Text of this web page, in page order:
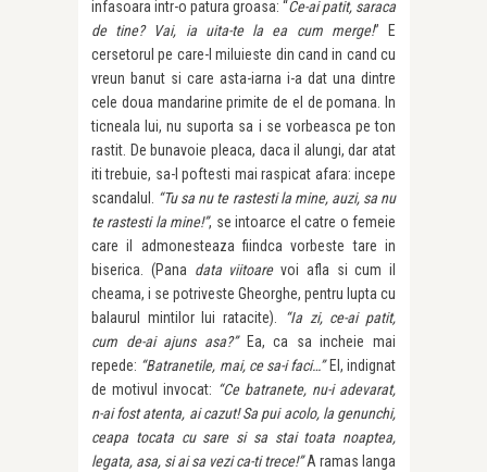
infasoara intr-o patura groasa: “Ce-ai patit, saraca
de tine? Vai, ia uita-te la ea cum merge!” E
cersetorul pe care-l miluieste din cand in cand cu
vreun banut si care asta-iarna i-a dat una dintre
cele doua mandarine primite de el de pomana. In
ticneala lui, nu suporta sa i se vorbeasca pe ton
rastit. De bunavoie pleaca, daca il alungi, dar atat
iti trebuie, sa-l poftesti mai raspicat afara: incepe
scandalul. “Tu sa nu te rastesti la mine, auzi, sa nu
te rastesti la mine!”, se intoarce el catre o femeie
care il admonesteaza fiindca vorbeste tare in
biserica. (Pana data viitoarevoi afla si cum il
cheama, i se potriveste Gheorghe, pentru lupta cu
balaurul mintilor lui ratacite).
“Ia zi, ce-ai patit,
cum de-ai ajuns asa?”Ea, ca sa incheie mai
repede: “Batranetile, mai, ce sa-i faci…”El, indignat
de motivul invocat: “Ce batranete, nu-i adevarat,
n-ai fost atenta, ai cazut! Sa pui acolo, la genunchi,
ceapa tocata cu sare si sa stai toata noaptea,
legata, asa, si ai sa vezi ca-ti trece!”A ramas langa